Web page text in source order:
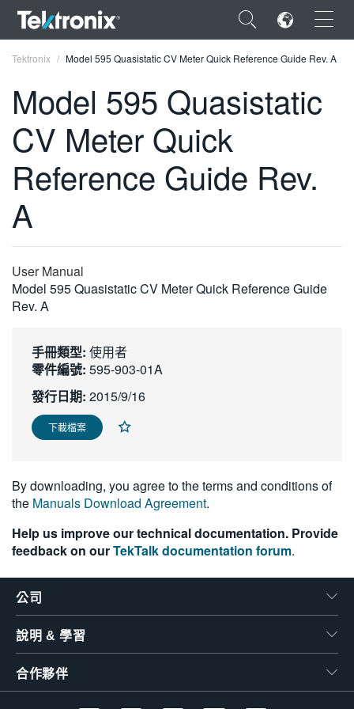
×
ENGLISH
FRANÇAIS
VIỆT NAM
简体中文
繁體中文
Tektronix Model 595 Quasistatic CV Meter Quick Reference Guide Rev. A
Model 595 Quasistatic
CV Meter Quick
Reference Guide Rev.
A
User Manual
Model 595 Quasistatic CV Meter Quick Reference Guide
Rev. A
手冊類型: 使用者
零件編號: 595-903-01A
發行日期: 2015/9/16
下載檔案
By downloading, you agree to the terms and conditions of
the Manuals Download Agreement.
Help us improve our technical documentation. Provide
feedback on ourTekTalk documentation forum.
公司
說明 & 學習
合作夥伴